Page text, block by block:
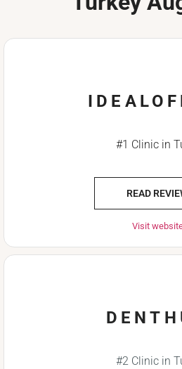
#1 Clinic in
READ
Visit
#2 Clinic in